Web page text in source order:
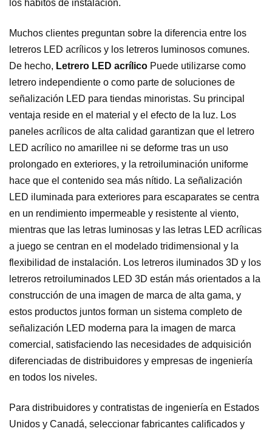
los hábitos de instalación.
Muchos clientes preguntan sobre la diferencia entre los
letreros LED acrílicos y los letreros luminosos comunes.
De hecho, Letrero LED acrílico Puede utilizarse como
letrero independiente o como parte de soluciones de
señalización LED para tiendas minoristas. Su principal
ventaja reside en el material y el efecto de la luz. Los
paneles acrílicos de alta calidad garantizan que el letrero
LED acrílico no amarillee ni se deforme tras un uso
prolongado en exteriores, y la retroiluminación uniforme
hace que el contenido sea más nítido. La señalización
LED iluminada para exteriores para escaparates se centra
en un rendimiento impermeable y resistente al viento,
mientras que las letras luminosas y las letras LED acrílicas
a juego se centran en el modelado tridimensional y la
flexibilidad de instalación. Los letreros iluminados 3D y los
letreros retroiluminados LED 3D están más orientados a la
construcción de una imagen de marca de alta gama, y ​​
estos productos juntos forman un sistema completo de
señalización LED moderna para la imagen de marca
comercial, satisfaciendo las necesidades de adquisición
diferenciadas de distribuidores y empresas de ingeniería
en todos los niveles.
Para distribuidores y contratistas de ingeniería en Estados
Unidos y Canadá, seleccionar fabricantes calificados y